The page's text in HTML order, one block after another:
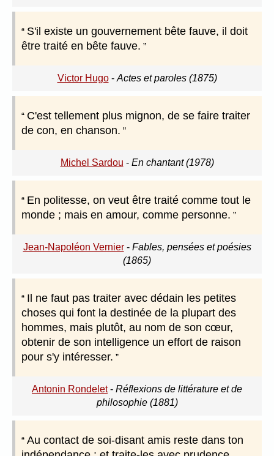
S'il existe un gouvernement bête fauve, il doit
être traité en bête fauve.
Victor Hugo- Actes et paroles (1875)
C'est tellement plus mignon, de se faire traiter
de con, en chanson.
Michel Sardou - En chantant (1978)
En politesse, on veut être traité comme tout le
monde ; mais en amour, comme personne.
Jean-Napoléon Vernier- Fables, pensées et poésies
(1865)
Il ne faut pas traiter avec dédain les petites
choses qui font la destinée de la plupart des
hommes, mais plutôt, au nom de son cœur,
obtenir de son intelligence un effort de raison
pour s'y intéresser.
Antonin Rondelet- Réflexions de littérature et de
philosophie (1881)
Au contact de soi-disant amis reste dans ton